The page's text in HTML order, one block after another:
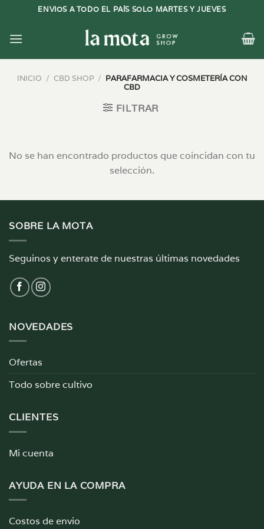
contenido
ENVIOS A TODO EL PAÍS SOLO MARTES Y JUEVES
INICIO / CBD SHOP / PARAFARMACIA Y COSMETERÍA CON
CBD
FILTRAR
No se han encontrado productos que coincidan con tu
selección.
SOBRE LA MOTA
Seguinos y enterate de nuestras últimas novedades
NOVEDADES
Ofertas
Todo sobre cultivo
CLIENTES
Mi cuenta
AYUDA EN LA COMPRA
Costos de envio